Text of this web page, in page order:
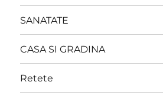
SANATATE
CASA SI GRADINA
Retete